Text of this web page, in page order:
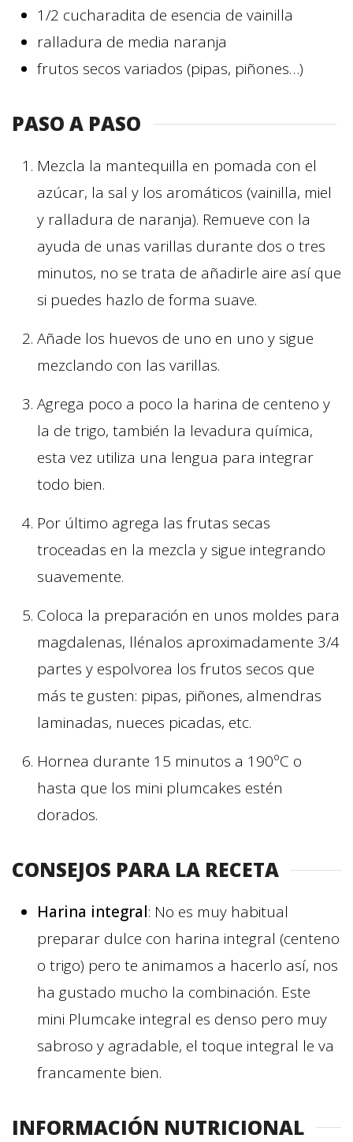
1/2 cucharadita de esencia de vainilla
ralladura de media naranja
frutos secos variados (pipas, piñones…)
PASO A PASO
Mezcla la mantequilla en pomada con el
azúcar, la sal y los aromáticos (vainilla, miel
y ralladura de naranja). Remueve con la
ayuda de unas varillas durante dos o tres
minutos, no se trata de añadirle aire así que
si puedes hazlo de forma suave.
Añade los huevos de uno en uno y sigue
mezclando con las varillas.
Agrega poco a poco la harina de centeno y
la de trigo, también la levadura química,
esta vez utiliza una lengua para integrar
todo bien.
Por último agrega las frutas secas
troceadas en la mezcla y sigue integrando
suavemente.
Coloca la preparación en unos moldes para
magdalenas, llénalos aproximadamente 3/4
partes y espolvorea los frutos secos que
más te gusten: pipas, piñones, almendras
laminadas, nueces picadas, etc.
Hornea durante 15 minutos a 190ºC o
hasta que los mini plumcakes estén
dorados.
CONSEJOS PARA LA RECETA
Harina integral: No es muy habitual
preparar dulce con harina integral (centeno
o trigo) pero te animamos a hacerlo así, nos
ha gustado mucho la combinación. Este
mini Plumcake integral es denso pero muy
sabroso y agradable, el toque integral le va
francamente bien.
INFORMACIÓN NUTRICIONAL